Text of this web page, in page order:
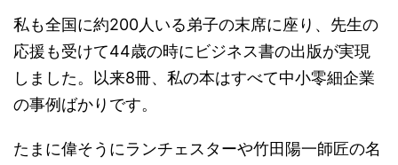
私も全国に約200人いる弟子の末席に座り、先生の
応援も受けて44歳の時にビジネス書の出版が実現
しました。以来8冊、私の本はすべて中小零細企業
の事例ばかりです。
たまに偉そうにランチェスターや竹田陽一師匠の名